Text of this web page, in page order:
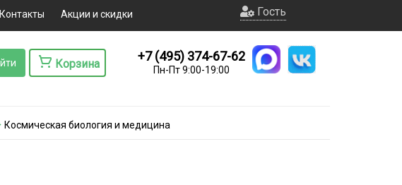
Контакты Акции и скидки Гость
Корзина
+7 (495) 374-67-62
Пн-Пт 9:00-19:00
Космическая биология и медицина